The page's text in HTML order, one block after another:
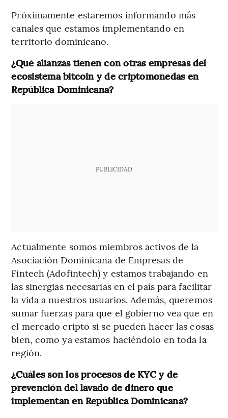
Próximamente estaremos informando más
canales que estamos implementando en
territorio dominicano.
¿Qué alianzas tienen con otras empresas del
ecosistema bitcoin y de criptomonedas en
República Dominicana?
PUBLICIDAD
Actualmente somos miembros activos de la
Asociación Dominicana de Empresas de
Fintech (Adofintech) y estamos trabajando en
las sinergias necesarias en el país para facilitar
la vida a nuestros usuarios. Además, queremos
sumar fuerzas para que el gobierno vea que en
el mercado cripto si se pueden hacer las cosas
bien, como ya estamos haciéndolo en toda la
región.
¿Cuáles son los procesos de KYC y de
prevención del lavado de dinero que
implementan en República Dominicana?